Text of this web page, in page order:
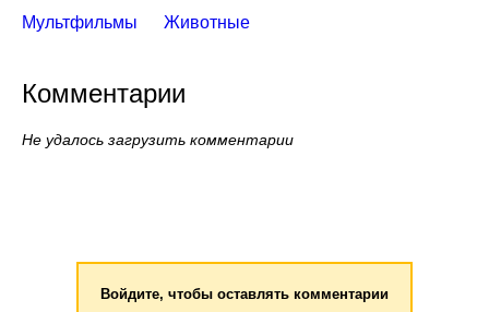
Мультфильмы
Животные
Комментарии
Не удалось загрузить комментарии
Войдите, чтобы оставлять комментарии